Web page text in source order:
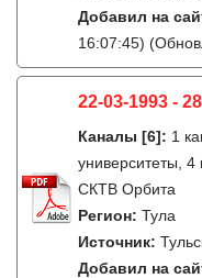
Добавил на
16:07:45)
22-03-1993 -
Каналы [6]: 1
университеты, 4
СКТВ Орбита
Регион: Тула
Источник:
Добавил на